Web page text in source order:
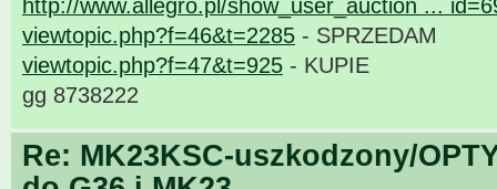
http://www.allegro.pl/show_user_auction ...
viewtopic.php?f=46&t=2285 - SPRZEDAM
viewtopic.php?f=47&t=925 - KUPIE
gg 8738222
Re: MK23KSC-uszkodzony/